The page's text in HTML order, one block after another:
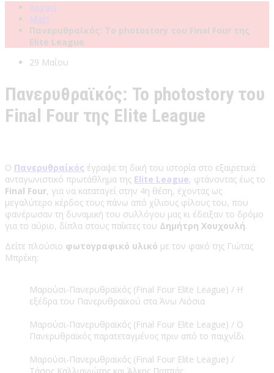
Αρχική
Main
Πανερυθραϊκός: Το photostory του Final Four της
Elite League
29 Μαΐου
Πανερυθραϊκός: Το photostory του
Final Four της Elite League
Ο Πανερυθραίκός έγραψε τη δική του ιστορία στο εξαιρετικά
ανταγωνιστικό πρωτάθλημα της Elite League, φτάνοντας έως το
Final Four, για να καταταγεί στην 4η θέση, έχοντας ως
μεγαλύτερο κέρδος τους πάνω από χίλιους φίλους του, που
φανέρωσαν τη δυναμική του συλλόγου μας κι έδειξαν το δρόμο
για το αύριο, δίπλα στους παίκτες του Δημήτρη Χουχουλή.
Δείτε πλούσιο φωτογραφικό υλικό με τον φακό της Γιώτας
Μπρέκη:
Μαρούσι-Πανερυθραϊκός (Final Four Elite League) / Η
εξέδρα του Πανερυθραϊκού στα Άνω Λιόσια
Μαρούσι-Πανερυθραϊκός (Final Four Elite League) / Ο
Πανερυθραϊκός παρατεταγμένος πριν από το παιχνίδι
Μαρούσι-Πανερυθραϊκός (Final Four Elite League) /
Τάσος Καλλιανιώτης και Άλκης Παππάς